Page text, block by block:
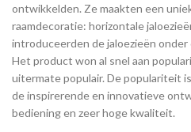
ontwikkelden. Ze maakten een
raamdecoratie: horizontale
introduceerden de jaloezieën onder
Het product won al snel aan
uitermate populair. De populariteit
de inspirerende en innovatieve
bediening en zeer hoge kwaliteit.